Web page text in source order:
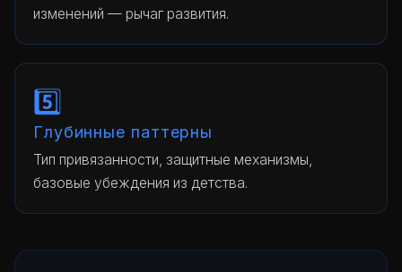
изменений — рычаг развития.
5️⃣
Глубинные паттерны
Тип привязанности, защитные механизмы,
базовые убеждения из детства.